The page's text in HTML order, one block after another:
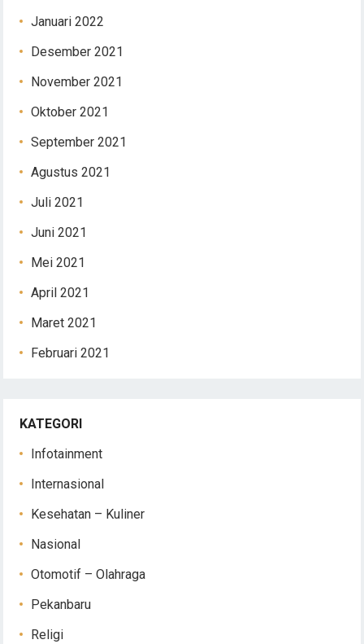
Januari 2022
Desember 2021
November 2021
Oktober 2021
September 2021
Agustus 2021
Juli 2021
Juni 2021
Mei 2021
April 2021
Maret 2021
Februari 2021
KATEGORI
Infotainment
Internasional
Kesehatan – Kuliner
Nasional
Otomotif – Olahraga
Pekanbaru
Religi